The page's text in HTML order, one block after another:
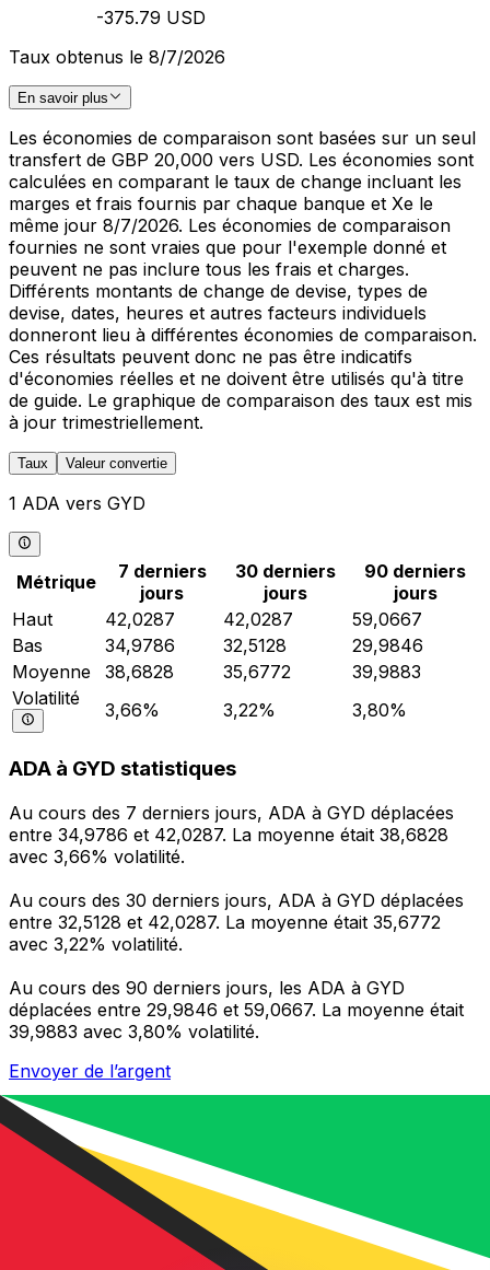
-375.79 USD
Taux obtenus le 8/7/2026
En savoir plus
Les économies de comparaison sont basées sur un seul
transfert de GBP 20,000 vers USD. Les économies sont
calculées en comparant le taux de change incluant les
marges et frais fournis par chaque banque et Xe le
même jour 8/7/2026. Les économies de comparaison
fournies ne sont vraies que pour l'exemple donné et
peuvent ne pas inclure tous les frais et charges.
Différents montants de change de devise, types de
devise, dates, heures et autres facteurs individuels
donneront lieu à différentes économies de comparaison.
Ces résultats peuvent donc ne pas être indicatifs
d'économies réelles et ne doivent être utilisés qu'à titre
de guide. Le graphique de comparaison des taux est mis
à jour trimestriellement.
Taux Valeur convertie
1 ADA vers GYD
Métrique
7 derniers
jours
30 derniers
jours
90 derniers
jours
Haut
42,0287 42,0287
59,0667
Bas
34,9786 32,5128
29,9846
Moyenne
38,6828 35,6772
39,9883
Volatilité
3,66% 3,22% 3,80%
ADA à GYD statistiques
Au cours des 7 derniers jours, ADA à GYD déplacées
entre 34,9786 et 42,0287. La moyenne était 38,6828
avec 3,66% volatilité.
Au cours des 30 derniers jours, ADA à GYD déplacées
entre 32,5128 et 42,0287. La moyenne était 35,6772
avec 3,22% volatilité.
Au cours des 90 derniers jours, les ADA à GYD
déplacées entre 29,9846 et 59,0667. La moyenne était
39,9883 avec 3,80% volatilité.
Envoyer de l’argent
Gérez votre argent et vos devises lorsque vous
êtes en déplacement
L'application Xe réunit toutes les fonctionnalités
nécessaires pour vos transferts d'argent internationaux
et la gestion de vos devises. Convertissez des devises,
programmez des alertes de taux et transférez de